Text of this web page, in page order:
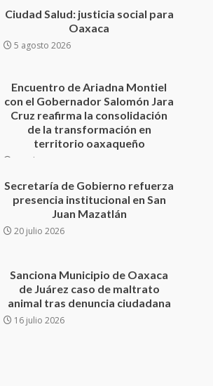
con el Gobernador Salomón Jara
Cruz reafirma la consolidación
de la transformación en
Secretaría de Gobierno refuerza
presencia institucional en San
Juan Mazatlán
20 julio 2026
Sanciona Municipio de Oaxaca
de Juárez caso de maltrato
animal tras denuncia ciudadana
16 julio 2026
California; FGR lo investiga por
presuntos delitos de
delincuencia organizada y
contrabando